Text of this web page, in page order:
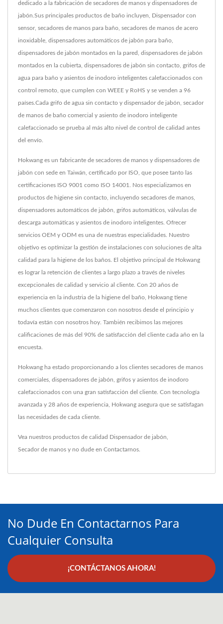
dedicado a la fabricación de secadores de manos y dispensadores de
jabón.Sus principales productos de baño incluyen, Dispensador con
sensor, secadores de manos para baño, secadores de manos de acero
inoxidable, dispensadores automáticos de jabón para baño,
dispensadores de jabón montados en la pared, dispensadores de jabón
montados en la cubierta, dispensadores de jabón sin contacto, grifos de
agua para baño y asientos de inodoro inteligentes calefaccionados con
control remoto, que cumplen con WEEE y RoHS y se venden a 96
países.Cada grifo de agua sin contacto y dispensador de jabón, secador
de manos de baño comercial y asiento de inodoro inteligente
calefaccionado se prueba al más alto nivel de control de calidad antes
del envío.
Hokwang es un fabricante de secadores de manos y dispensadores de
jabón con sede en Taiwán, certificado por ISO, que posee tanto las
certificaciones ISO 9001 como ISO 14001. Nos especializamos en
productos de higiene sin contacto, incluyendo secadores de manos,
dispensadores automáticos de jabón, grifos automáticos, válvulas de
descarga automáticas y asientos de inodoro inteligentes. Ofrecer
servicios OEM y ODM es una de nuestras especialidades. Nuestro
objetivo es optimizar la gestión de instalaciones con soluciones de alta
calidad para la higiene de los baños. El objetivo principal de Hokwang
es lograr la retención de clientes a largo plazo a través de niveles
excepcionales de calidad y servicio al cliente. Con 20 años de
experiencia en la industria de la higiene del baño, Hokwang tiene
muchos clientes que comenzaron con nosotros desde el principio y
todavía están con nosotros hoy. También recibimos las mejores
calificaciones de más del 90% de satisfacción del cliente cada año en la
encuesta.
Hokwang ha estado proporcionando a los clientes secadores de manos
comerciales, dispensadores de jabón, grifos y asientos de inodoro
calefaccionados con una gran satisfacción del cliente. Con tecnología
avanzada y 28 años de experiencia, Hokwang asegura que se satisfagan
las necesidades de cada cliente.
Vea nuestros productos de calidad Dispensador de jabón
Secador de manos y no dude en Contactarnos
No Dude En Contactarnos Para
Cualquier Consulta
¡CONTÁCTANOS AHORA!